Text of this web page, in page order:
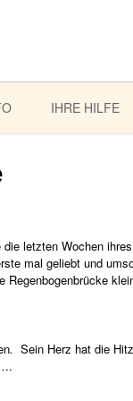
IHRE HILFE
letzten Wochen
mal geliebt und
Regenbogenbrücke
. Sein Herz hat die